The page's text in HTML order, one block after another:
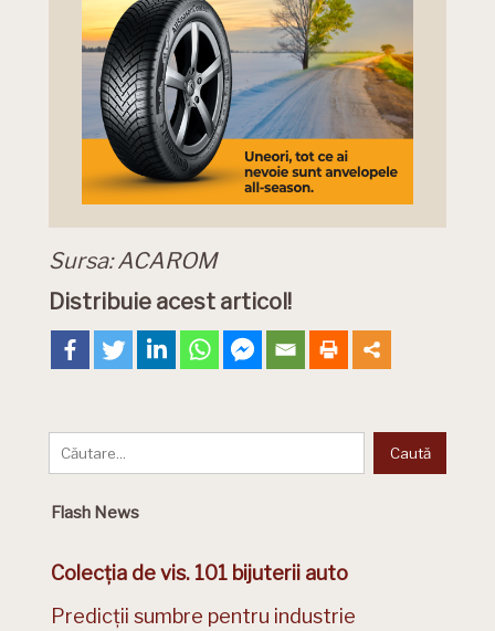
Sursa: ACAROM
Distribuie acest articol!
Flash News
Colecția de vis. 101 bijuterii auto
Predicții sumbre pentru industrie